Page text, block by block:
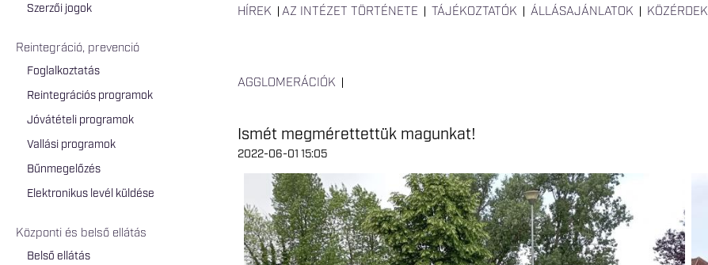
Szerzői jogok
Reintegráció, prevenció
Foglalkoztatás
Reintegrációs programok
Jóvátételi programok
Vallási programok
Bűnmegelőzés
Elektronikus levél küldése
Központi és belső ellátás
Belső ellátás
HÍREK AZ INTÉZET TÖRTÉNETE TÁJÉKOZTATÓK ÁLLÁSAJÁNLATOK
AGGLOMERÁCIÓK
Ismét megmérettettük magunkat!
2022-06-01 15:05